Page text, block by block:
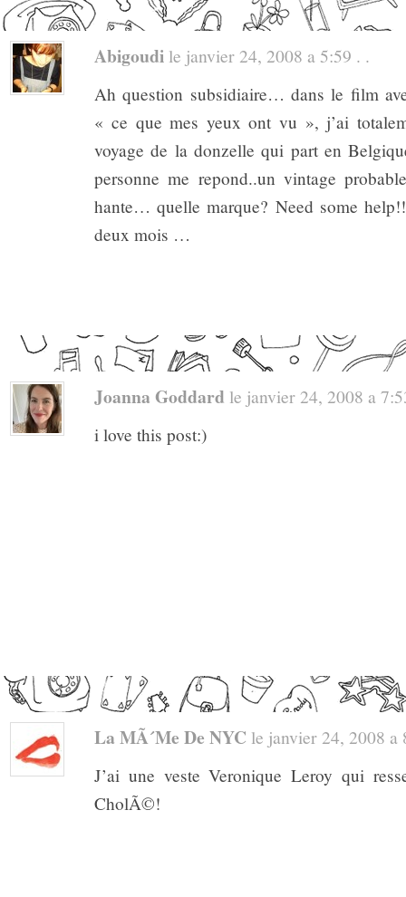
Abigoudi le janvier 24, 2008 a 5:59 . .
Ah question subsidiaire… dans le film
« ce que mes yeux ont vu », j’ai
voyage de la donzelle qui part en
personne me repond..un vintage
hante… quelle marque? Need some
deux mois …
Joanna Goddard le janvier 24, 2008 a
i love this post:)
La MÃ´me De NYC le janvier 24, 2008 a
J’ai une veste Veronique Leroy qui
CholÃ©!